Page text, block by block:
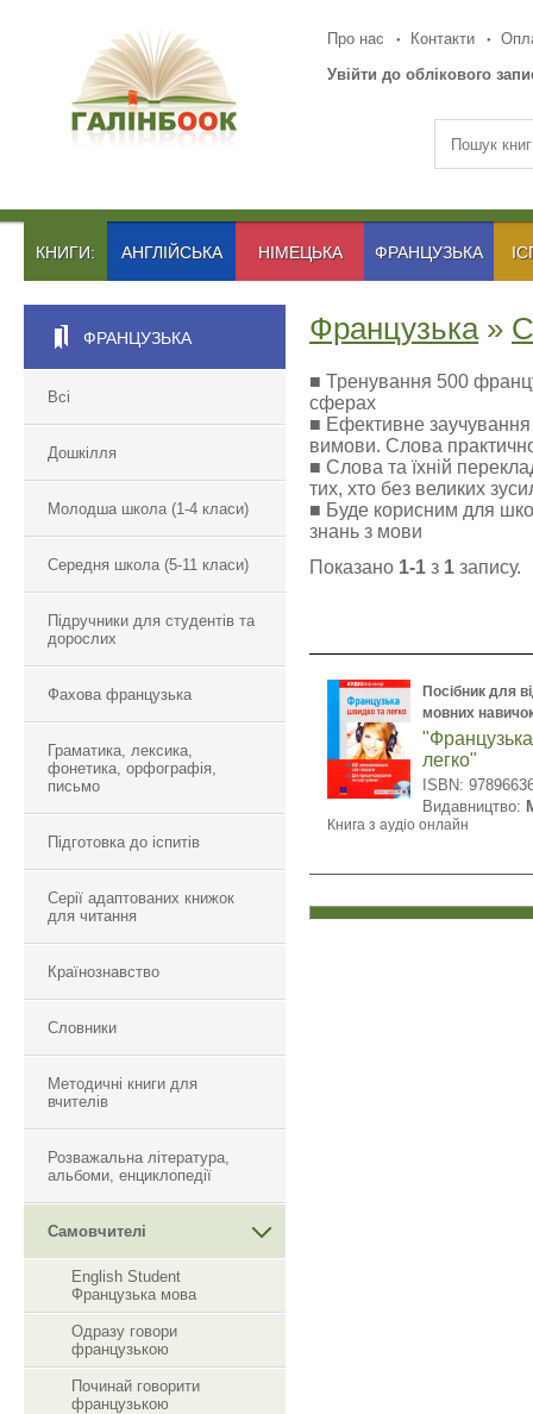
Про нас Контакти
Увійти до облікового
КНИГИ: АНГЛІЙСЬКА НІМЕЦЬКА ФРАНЦУЗЬКА
ФРАНЦУЗЬКА
Всі
Дошкілля
Молодша школа (1-4 класи)
Середня школа (5-11 класи)
Підручники для студентів та
дорослих
Фахова французька
Граматика, лексика,
фонетика, орфографія,
письмо
Підготовка до іспитів
Серії адаптованих книжок
для читання
Країнознавство
Словники
Методичні книги для
вчителів
Розважальна література,
альбоми, енциклопедії
Самовчителі
English Student
Французька мова
Одразу говори
французькою
Починай говорити
французькою
Французька»
■ Тренування 500
сферах
■ Ефективне заучування
вимови. Слова
■ Слова та їхній
тих, хто без великих
■ Буде корисним для
знань з мови
Показано 1-1 з 1 запису.
Посібник для
мовних
легко"
ISBN:
Видавництво:
Книга з аудіо онлайн